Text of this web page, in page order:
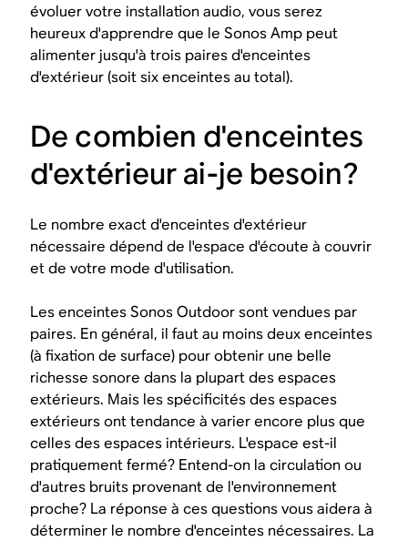
évoluer votre installation audio, vous serez
heureux d'apprendre que le Sonos Amp peut
alimenter jusqu'à trois paires d'enceintes
d'extérieur (soit six enceintes au total).
De combien d'enceintes
d'extérieur ai-je besoin?
Le nombre exact d'enceintes d'extérieur
nécessaire dépend de l'espace d'écoute à couvrir
et de votre mode d'utilisation.
Les enceintes Sonos Outdoor sont vendues par
paires. En général, il faut au moins deux enceintes
(à fixation de surface) pour obtenir une belle
richesse sonore dans la plupart des espaces
extérieurs. Mais les spécificités des espaces
extérieurs ont tendance à varier encore plus que
celles des espaces intérieurs. L'espace est-il
pratiquement fermé? Entend-on la circulation ou
d'autres bruits provenant de l'environnement
proche? La réponse à ces questions vous aidera à
déterminer le nombre d'enceintes nécessaires. La